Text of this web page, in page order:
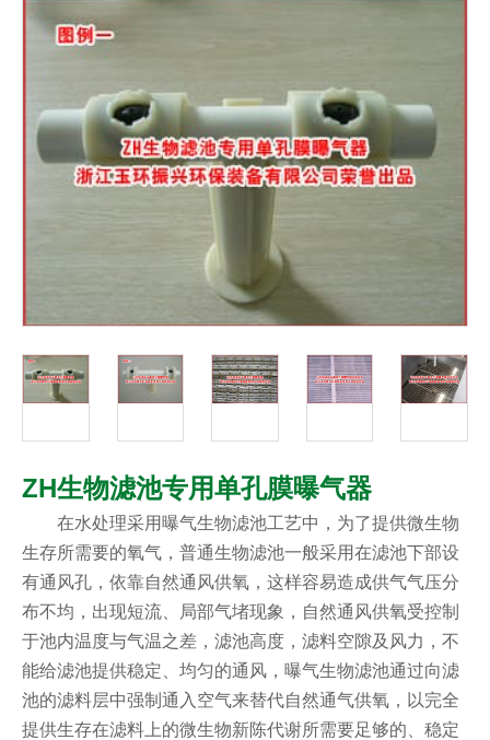
ZH生物滤池专用单孔膜曝气器
在水处理采用曝气生物滤池工艺中，为了提供微生物
生存所需要的氧气，普通生物滤池一般采用在滤池下部设
有通风孔，依靠自然通风供氧，这样容易造成供气气压分
布不均，出现短流、局部气堵现象，自然通风供氧受控制
于池内温度与气温之差，滤池高度，滤料空隙及风力，不
能给滤池提供稳定、均匀的通风，曝气生物滤池通过向滤
池的滤料层中强制通入空气来替代自然通气供氧，以完全
提供生存在滤料上的微生物新陈代谢所需要足够的、稳定